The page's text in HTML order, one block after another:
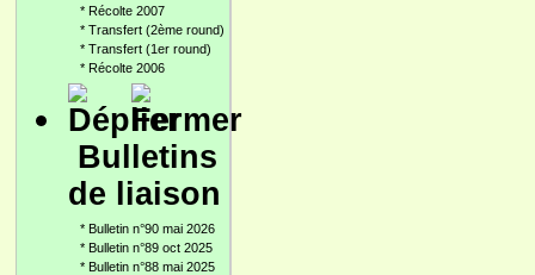
* Récolte 2007
* Transfert (2ème round)
* Transfert (1er round)
* Récolte 2006
Bulletins
de liaison
* Bulletin n°90 mai 2026
* Bulletin n°89 oct 2025
* Bulletin n°88 mai 2025